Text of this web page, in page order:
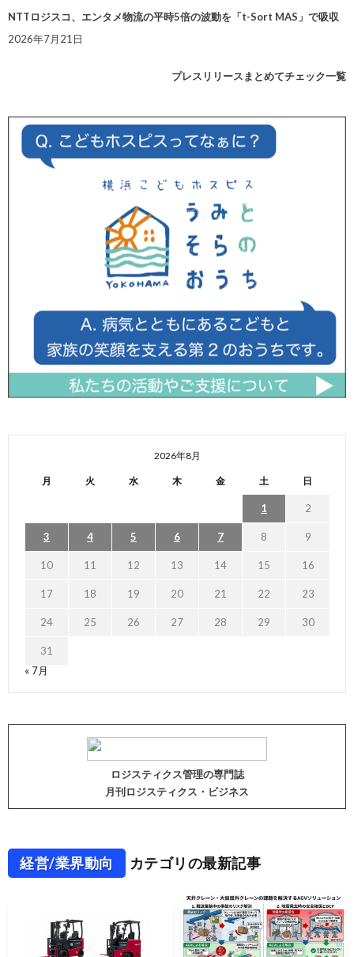
NTTロジスコ、エンタメ物流の平時5倍の波動を「t-Sort MAS」で吸収
2026年7月21日
プレスリリースまとめてチェック一覧
2026年8月
月 火 水 木 金 土 日
1 2
3 4 5 6 7 8 9
10 11 12 13 14 15 16
17 18 19 20 21 22 23
24 25 26 27 28 29 30
31
« 7月
ロジスティクス管理の専門誌
月刊ロジスティクス・ビジネス
経営/業界動向 カテゴリの最新記事